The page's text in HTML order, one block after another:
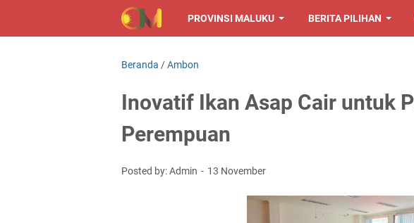
PROVINSI MALUKU BERITA PILIHAN
Beranda /Ambon
Inovatif Ikan Asap Cair untuk
Perempuan
Posted by: Admin 13 November